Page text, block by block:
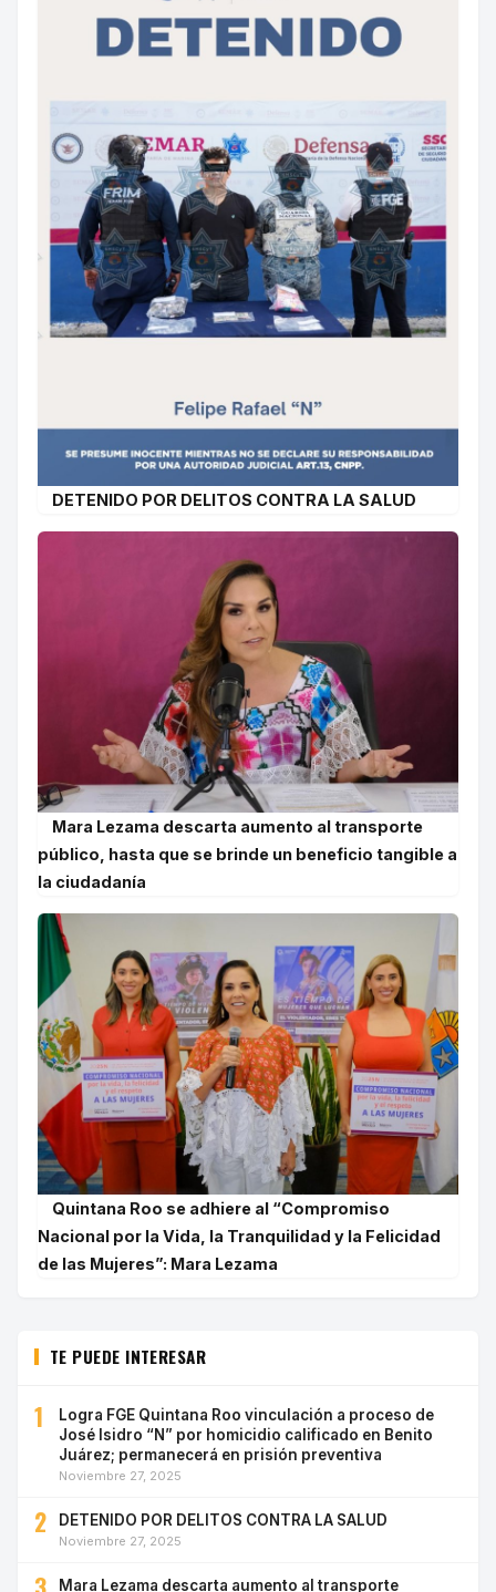
DETENIDO POR DELITOS CONTRA LA SALUD
Mara Lezama descarta aumento al transporte
público, hasta que se brinde un beneficio tangible a
la ciudadanía
Quintana Roo se adhiere al “Compromiso
Nacional por la Vida, la Tranquilidad y la Felicidad
de las Mujeres”: Mara Lezama
TE PUEDE INTERESAR
1
Logra FGE Quintana Roo vinculación a proceso de
José Isidro “N” por homicidio calificado en Benito
Juárez; permanecerá en prisión preventiva
Noviembre 27, 2025
2 DETENIDO POR DELITOS CONTRA LA SALUD
Noviembre 27, 2025
Mara Lezama descarta aumento al transporte